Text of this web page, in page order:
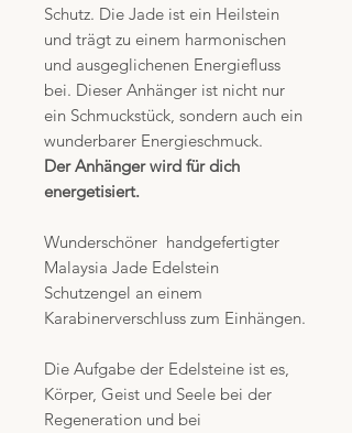
Schutz. Die Jade ist ein Heilstein
und trägt zu einem harmonischen
und ausgeglichenen Energiefluss
bei. Dieser Anhänger ist nicht nur
ein Schmuckstück, sondern auch ein
wunderbarer Energieschmuck.
Der Anhänger wird für dich
energetisiert.
Wunderschöner handgefertigter
Malaysia Jade Edelstein
Schutzengel an einem
Karabinerverschluss zum Einhängen.
Die Aufgabe der Edelsteine ist es,
Körper, Geist und Seele bei der
Regeneration und bei